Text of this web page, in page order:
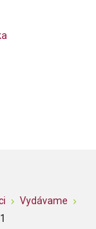
Vydávame